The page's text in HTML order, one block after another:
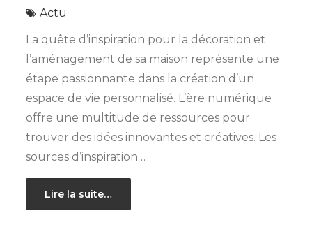
Actu
La quête d’inspiration pour la décoration et
l’aménagement de sa maison représente une
étape passionnante dans la création d’un
espace de vie personnalisé. L’ère numérique
offre une multitude de ressources pour
trouver des idées innovantes et créatives. Les
sources d’inspiration…
Lire la suite…